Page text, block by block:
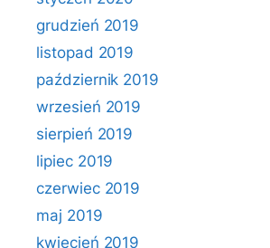
grudzień 2019
listopad 2019
październik 2019
wrzesień 2019
sierpień 2019
lipiec 2019
czerwiec 2019
maj 2019
kwiecień 2019